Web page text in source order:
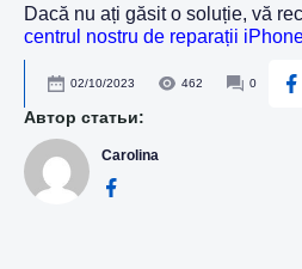
Dacă nu ați găsit o soluție, vă
centrul nostru de reparații
02/10/2023 462 0
Автор статьи:
Carolina